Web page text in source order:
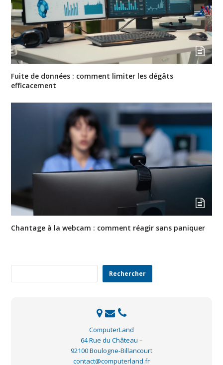
Fuite de données : comment limiter les dégâts
efficacement
Chantage à la webcam : comment réagir sans paniquer
Rechercher
ComputerLand
64 Rue du Château –
92100 Boulogne-Billancourt
contact@computerland.fr